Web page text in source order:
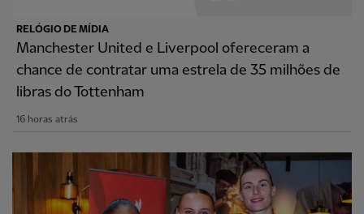
RELÓGIO DE MÍDIA
Manchester United e Liverpool ofereceram a
chance de contratar uma estrela de 35 milhões de
libras do Tottenham
16 horas atrás